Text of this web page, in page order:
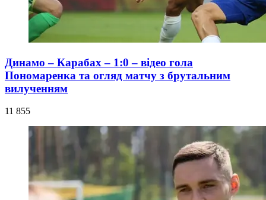
Динамо – Карабах – 1:0 – відео гола
Пономаренка та огляд матчу з брутальним
вилученням
11 855